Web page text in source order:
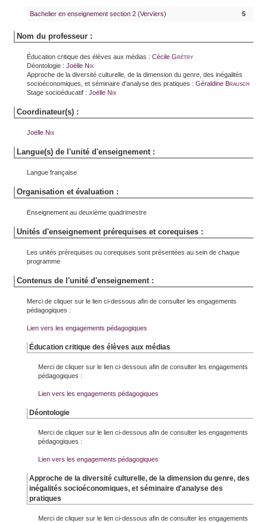
Bachelier en enseignement section 2 (Verviers) 5
Nom du professeur :
Éducation critique des élèves aux médias : Cécile Grétry
Déontologie : Joëlle Nix
Approche de la diversité culturelle, de la dimension du genre, des inégalités
socioéconomiques, et séminaire d'analyse des pratiques : Géraldine Brausch
Stage socioéducatif : Joëlle Nix
Coordinateur(s) :
Joëlle Nix
Langue(s) de l'unité d'enseignement :
Langue française
Organisation et évaluation :
Enseignement au deuxième quadrimestre
Unités d'enseignement prérequises et corequises :
Les unités prérequises ou corequises sont présentées au sein de chaque
programme
Contenus de l'unité d'enseignement :
Merci de cliquer sur le lien ci-dessous afin de consulter les engagements
pédagogiques :
Lien vers les engagements pédagogiques
Éducation critique des élèves aux médias
Merci de cliquer sur le lien ci-dessous afin de consulter les engagements
pédagogiques :
Lien vers les engagements pédagogiques
Déontologie
Merci de cliquer sur le lien ci-dessous afin de consulter les engagements
pédagogiques :
Lien vers les engagements pédagogiques
Approche de la diversité culturelle, de la dimension du genre, des
inégalités socioéconomiques, et séminaire d'analyse des
pratiques
Merci de cliquer sur le lien ci-dessous afin de consulter les engagements